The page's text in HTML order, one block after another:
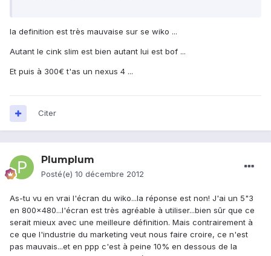
la definition est très mauvaise sur se wiko ...
Autant le cink slim est bien autant lui est bof ...
Et puis à 300€ t'as un nexus 4 ...
Citer
Plumplum
Posté(e) 10 décembre 2012
As-tu vu en vrai l'écran du wiko...la réponse est non! J'ai un 5"3
en 800x480...l'écran est très agréable à utiliser...bien sûr que ce
serait mieux avec une meilleure définition. Mais contrairement à
ce que l'industrie du marketing veut nous faire croire, ce n'est
pas mauvais...et en ppp c'est à peine 10% en dessous de la